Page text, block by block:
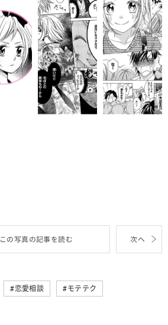
この写真の記事を読む 次へ
恋愛相談 モテテク